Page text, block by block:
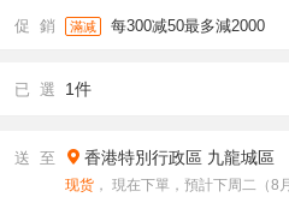
促 銷 滿减 每300减50最多減2000
已 選 1件
送 至 香港特別行政區 九龍城區
现货 ， 現在下單，預計下周二（8